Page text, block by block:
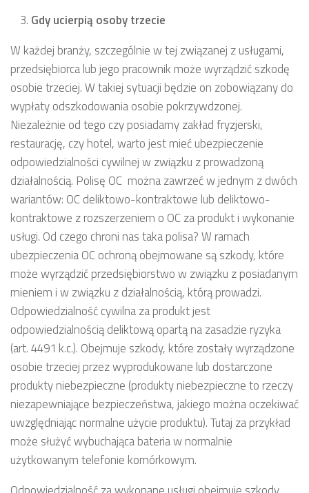
Gdy ucierpią osoby trzecie
W każdej branży, szczególnie w tej związanej z usługami,
przedsiębiorca lub jego pracownik może wyrządzić szkodę
osobie trzeciej. W takiej sytuacji będzie on zobowiązany do
wypłaty odszkodowania osobie pokrzywdzonej.
Niezależnie od tego czy posiadamy zakład fryzjerski,
restaurację, czy hotel, warto jest mieć ubezpieczenie
odpowiedzialności cywilnej w związku z prowadzoną
działalnością. Polisę OC można zawrzeć w jednym z dwóch
wariantów: OC deliktowo-kontraktowe lub deliktowo-
kontraktowe z rozszerzeniem o OC za produkt i wykonanie
usługi. Od czego chroni nas taka polisa? W ramach
ubezpieczenia OC ochroną obejmowane są szkody, które
może wyrządzić przedsiębiorstwo w związku z posiadanym
mieniem i w związku z działalnością, którą prowadzi.
Odpowiedzialność cywilna za produkt jest
odpowiedzialnością deliktową opartą na zasadzie ryzyka
(art. 4491 k.c.). Obejmuje szkody, które zostały wyrządzone
osobie trzeciej przez wyprodukowane lub dostarczone
produkty niebezpieczne (produkty niebezpieczne to rzeczy
niezapewniające bezpieczeństwa, jakiego można oczekiwać
uwzględniając normalne użycie produktu). Tutaj za przykład
może służyć wybuchająca bateria w normalnie
użytkowanym telefonie komórkowym.